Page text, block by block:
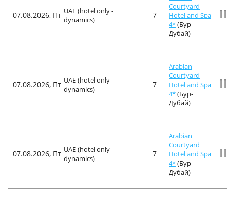
07.08.2026, Пт UAE (hotel only -
dynamics)
7
Courtyard
Hotel and Spa
4*(Бур-
Дубай)
07.08.2026, Пт UAE (hotel only -
dynamics)
7
Arabian
Courtyard
Hotel and Spa
4*(Бур-
Дубай)
07.08.2026, Пт UAE (hotel only -
dynamics)
7
Arabian
Courtyard
Hotel and Spa
4*(Бур-
Дубай)